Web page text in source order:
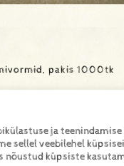
pakis 1000tk
ja teenindamise
sellel veebilehel
nõustud küpsiste